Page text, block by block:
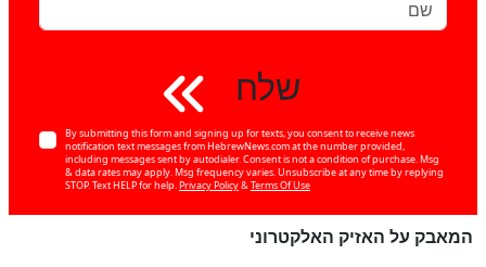
שלח
By submitting this form and signing up for texts, you consent to receive news
notification text messages from HebrewNews.com at the number provided,
including messages sent by autodialer. Consent is not a condition of purchase. Msg
& data rates may apply. Msg frequency varies. Unsubscribe at any time by replying
STOP. Text HELP for help.Privacy Policy&Terms Of Use
המאבק על האזיק האלקטרוני